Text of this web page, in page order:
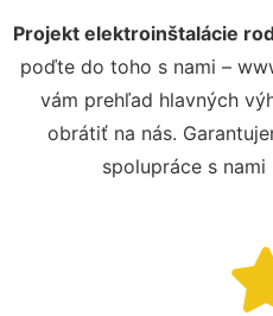
Projekt elektroinštalácie
poďte do toho s nami –
vám prehľad hlavných
obrátiť na nás.
spolupráce s